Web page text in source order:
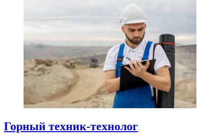
Горный техник-технолог